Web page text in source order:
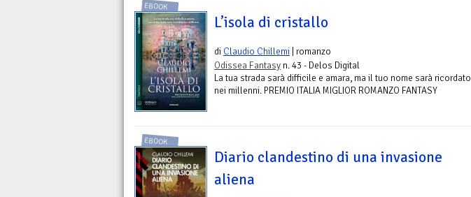
EBOOK
L’isola di cristallo
di Claudio Chillemi | romanzo
Odissea Fantasy n. 43 - Delos Digital
La tua strada sarà difficile e amara, ma il tuo nome sarà ricordato
nei millenni. PREMIO ITALIA MIGLIOR ROMANZO FANTASY
EBOOK
Diario clandestino di una invasione
aliena